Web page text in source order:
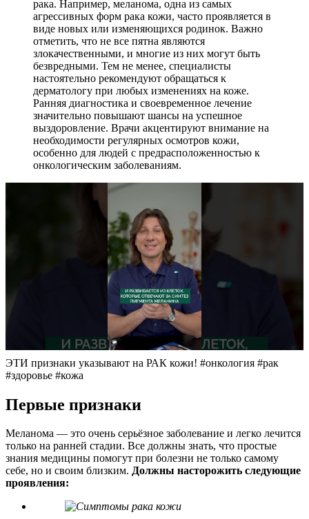
рака. Например, меланома, одна из самых
агрессивных форм рака кожи, часто проявляется в
виде новых или изменяющихся родинок. Важно
отметить, что не все пятна являются
злокачественными, и многие из них могут быть
безвредными. Тем не менее, специалисты
настоятельно рекомендуют обращаться к
дерматологу при любых изменениях на коже.
Ранняя диагностика и своевременное лечение
значительно повышают шансы на успешное
выздоровление. Врачи акцентируют внимание на
необходимости регулярных осмотров кожи,
особенно для людей с предрасположенностью к
онкологическим заболеваниям.
ЭТИ признаки указывают на РАК кожи! #онкология #рак
#здоровье #кожа
Первые признаки
Меланома — это очень серьёзное заболевание и легко лечится
только на ранней стадии. Все должны знать, что простые
знания медицины помогут при болезни не только самому
себе, но и своим близким. Должны насторожить следующие
проявления: